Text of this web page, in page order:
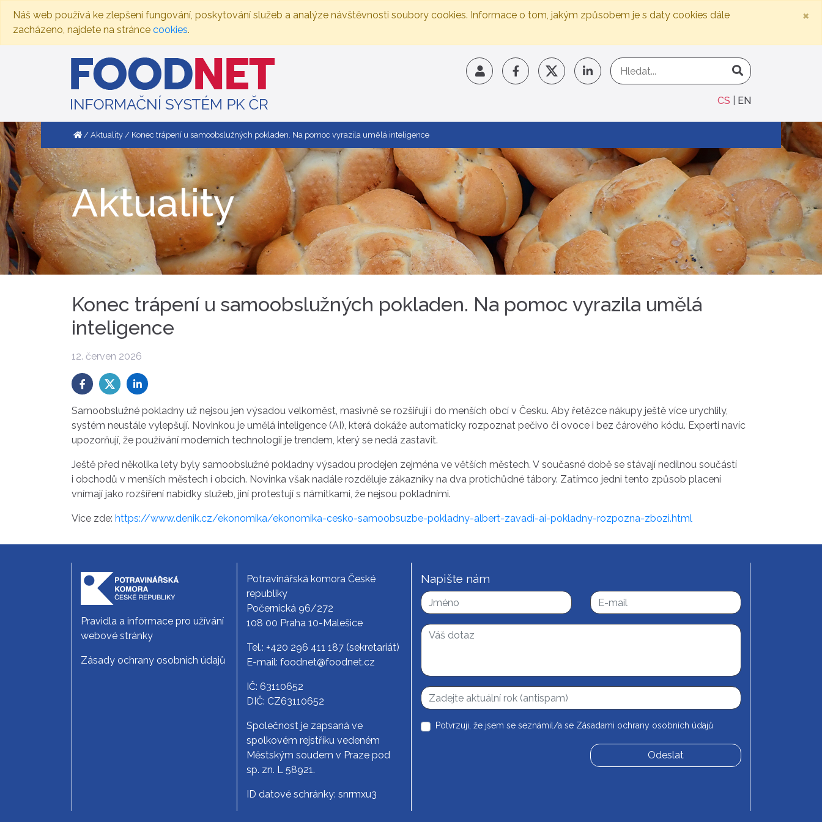
Náš web používá ke zlepšení fungování, poskytování služeb a analýze návštěvnosti soubory cookies. Informace o tom, jakým způsobem je s daty cookies dále
zacházeno, najdete na stránce cookies.
×
CS EN
Aktuality Konec trápení u samoobslužných pokladen. Na pomoc vyrazila umělá inteligence
Aktuality
Konec trápení u samoobslužných pokladen. Na pomoc vyrazila umělá
inteligence
12. červen 2026
Samoobslužné pokladny už nejsou jen výsadou velkoměst, masivně se rozšiřují i do menších obcí v Česku. Aby řetězce nákupy ještě více urychlily,
systém neustále vylepšují. Novinkou je umělá inteligence (AI), která dokáže automaticky rozpoznat pečivo či ovoce i bez čárového kódu. Experti navíc
upozorňují, že používání moderních technologií je trendem, který se nedá zastavit.
Ještě před několika lety byly samoobslužné pokladny výsadou prodejen zejména ve větších městech. V současné době se stávají nedílnou součástí
i obchodů v menších městech i obcích. Novinka však nadále rozděluje zákazníky na dva protichůdné tábory. Zatímco jedni tento způsob placení
vnímají jako rozšíření nabídky služeb, jiní protestují s námitkami, že nejsou pokladními.
Více zde: https://www.denik.cz/ekonomika/ekonomika-cesko-samoobsuzbe-pokladny-albert-zavadi-ai-pokladny-rozpozna-zbozi.html
Pravidla a informace pro užívání
webové stránky
Zásady ochrany osobních údajů
Potravinářská komora České
republiky
Počernická 96/272
108 00 Praha 10-Malešice
Tel.: +420 296 411 187 (sekretariát)
E-mail: foodnet@foodnet.cz
IČ: 63110652
DIČ: CZ63110652
Společnost je zapsaná ve
spolkovém rejstříku vedeném
Městským soudem v Praze pod
sp. zn. L 58921.
ID datové schránky: snrmxu3
Napište nám
Potvrzuji, že jsem se seznámil/a se Zásadami ochrany osobních údajů
Odeslat